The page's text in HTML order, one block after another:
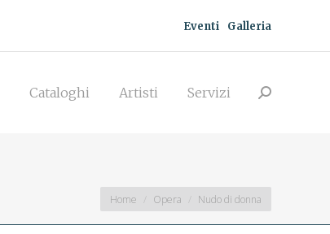
Eventi Galleria
Cataloghi Artisti Servizi Search:
You are here:
Home Opera Nudo di donna